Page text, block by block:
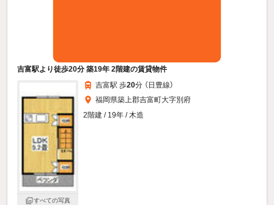
吉富駅より徒歩20分 築19年 2階建の賃貸物件
すべての写真
吉富駅 歩20分 （日豊線）
福岡県築上郡吉富町大字別府
2階建 / 19年 / 木造